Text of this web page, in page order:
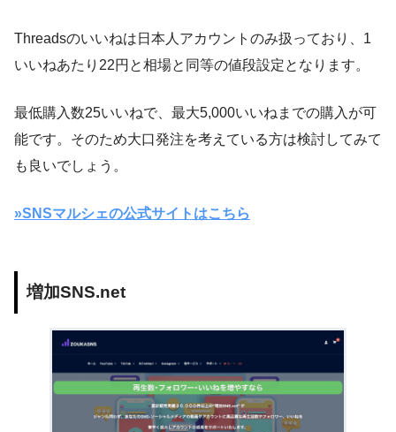
Threadsのいいねは日本人アカウントのみ扱っており、1
いいねあたり22円と相場と同等の値段設定となります。
最低購入数25いいねで、最大5,000いいねまでの購入が可
能です。そのため大口発注を考えている方は検討してみて
も良いでしょう。
»SNSマルシェの公式サイトはこちら
増加SNS.net